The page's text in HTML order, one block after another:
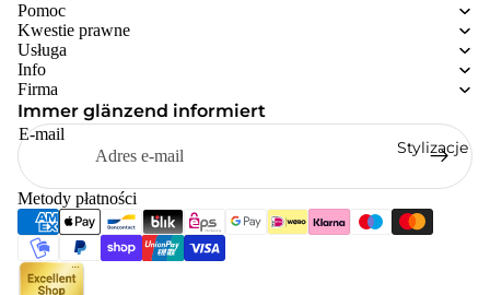
Stylizacje
Pomoc
Kwestie prawne
Usługa
Info
Firma
Immer glänzend informiert
E-mail
Metody płatności